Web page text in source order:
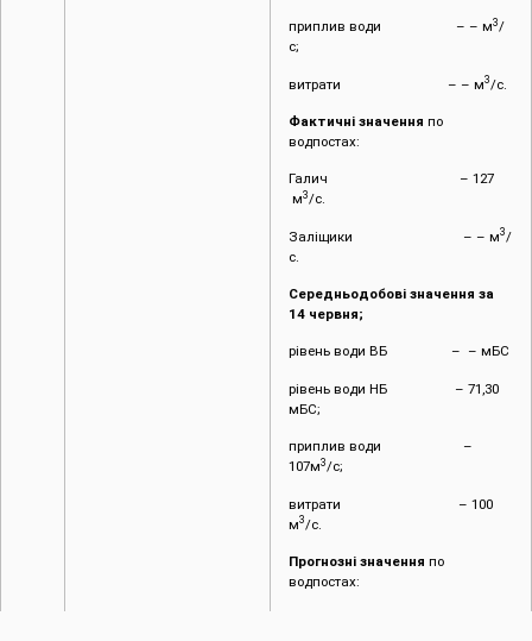
приплив води – – м3/
с;
витрати – – м3/с.
Фактичні значення по
водпостах:
Галич – 127
м3/с.
Заліщики – – м3/
с.
Середньодобові значення за
14 червня;
рівень води ВБ – – мБС
рівень води НБ – 71,30
мБС;
приплив води –
107м3/с;
витрати – 100
м3/с.
Прогнозні значення по
водпостах: